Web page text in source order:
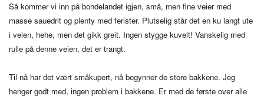
Så kommer vi inn på bondelandet igjen, små, men fine veier med
masse sauedrit og plenty med ferister. Plutselig står det en ku langt ute
i veien, hehe, men det gikk greit. Ingen stygge kuvelt! Vanskelig med
rulle på denne veien, det er trangt.
Til nå har det vært småkupert, nå begynner de store bakkene. Jeg
henger godt med, ingen problem i bakkene. Er med de første over alle